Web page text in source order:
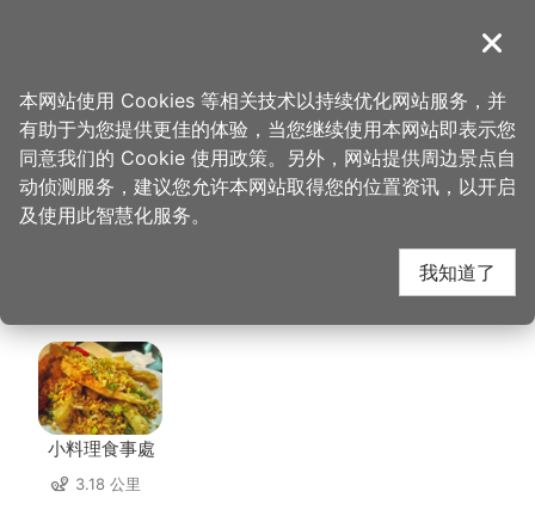
導覽
首页 > 想去的地方 > 美食、购物 > 这一锅皇室秘藏锅物
这一锅皇室秘藏锅物 周
边店家
小料理食事處
3.18 公里
关闭
本网站使用 Cookies 等相关技术以持续优化网站服务，并
有助于为您提供更佳的体验，当您继续使用本网站即表示您
同意我们的 Cookie 使用政策。另外，网站提供周边景点自
动侦测服务，建议您允许本网站取得您的位置资讯，以开启
及使用此智慧化服务。
我知道了